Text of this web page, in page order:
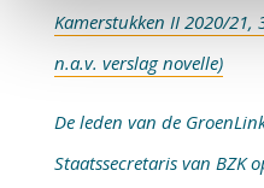
Kamerstukken II 2020/21,
n.a.v. verslag novelle)
De leden van de
Staatssecretaris van BZK